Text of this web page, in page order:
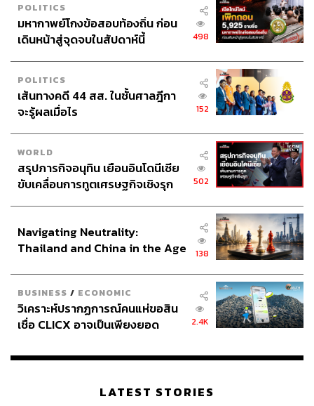
POLITICS
มหากาพย์โกงข้อสอบท้องถิ่น ก่อน
เดินหน้าสู่จุดจบในสัปดาห์นี้
498
POLITICS
เส้นทางคดี 44 สส. ในชั้นศาลฎีกา
จะรู้ผลเมื่อไร
152
WORLD
สรุปภารกิจอนุทิน เยือนอินโดนีเซีย
ขับเคลื่อนการทูตเศรษฐกิจเชิงรุก
502
Navigating Neutrality:
Thailand and China in the Age
138
BUSINESS / ECONOMIC
วิเคราะห์ปรากฏการณ์คนแห่ขอสิน
เชื่อ CLICX อาจเป็นเพียงยอด
เรือนไทยที่ถูกซุกไว้
2.4K
LATEST STORIES